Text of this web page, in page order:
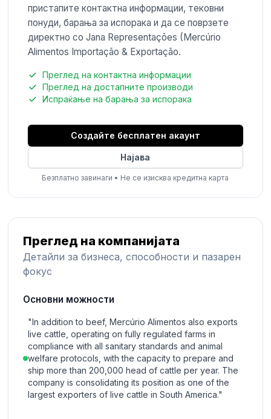
пристапите контактна информации, тековни
понуди, барања за испорака и да се поврзете
директно со Jana Representações (Mercúrio
Alimentos Importação & Exportação.
Преглед на контактна информации
Преглед на достапните производи
Испраќање на барања за испорака
Создайте бесплатен акаунт
Најава
Безплатно завинаги • Не се изисква кредитна карта
Преглед на компанијата
Детайли за бизнеса, способности и пазарен
фокус
Основни можности
"In addition to beef, Mercúrio Alimentos also exports
live cattle, operating on fully regulated farms in
compliance with all sanitary standards and animal
welfare protocols, with the capacity to prepare and
ship more than 200,000 head of cattle per year. The
company is consolidating its position as one of the
largest exporters of live cattle in South America."